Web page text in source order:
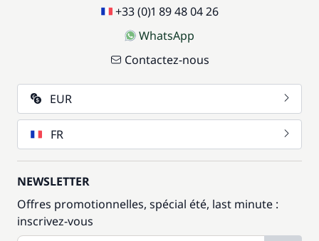
+33 (0)1 89 48 04 26
WhatsApp
Contactez-nous
EUR
FR
NEWSLETTER
Offres promotionnelles, spécial été, last minute :
inscrivez-vous